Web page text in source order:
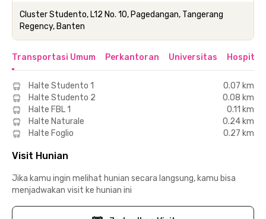
Cluster Studento, L12 No. 10, Pagedangan, Tangerang
Regency, Banten
Transportasi Umum Perkantoran Universitas Hospital
Halte Studento 1
0.07 km
Halte Studento 2
0.08 km
Halte FBL 1
0.11 km
Halte Naturale
0.24 km
Halte Foglio
0.27 km
Visit Hunian
Jika kamu ingin melihat hunian secara langsung, kamu bisa
menjadwakan visit ke hunian ini